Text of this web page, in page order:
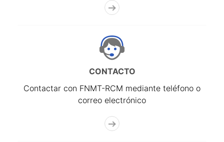
CONTACTO
Contactar con FNMT-RCM mediante teléfono o
correo electrónico